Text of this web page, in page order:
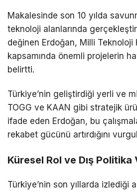
Makalesinde son 10 yılda
teknoloji alanlarında
değinen Erdoğan, Milli Teknoloji
kapsamında önemli projelerin
belirtti.
Türkiye’nin geliştirdiği yerli ve
TOGG ve KAAN gibi stratejik
ifade eden Erdoğan, bu
rekabet gücünü artırdığını
Küresel Rol ve Dış Politika
Türkiye’nin son yıllarda izlediği